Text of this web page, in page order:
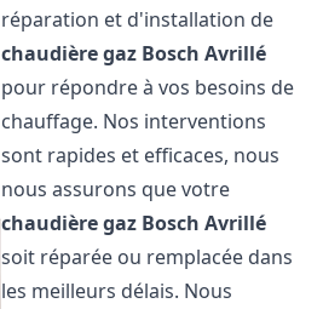
réparation et d'installation de
chaudière gaz Bosch Avrillé
pour répondre à vos besoins de
chauffage. Nos interventions
sont rapides et efficaces, nous
nous assurons que votre
chaudière gaz Bosch Avrillé
soit réparée ou remplacée dans
les meilleurs délais. Nous